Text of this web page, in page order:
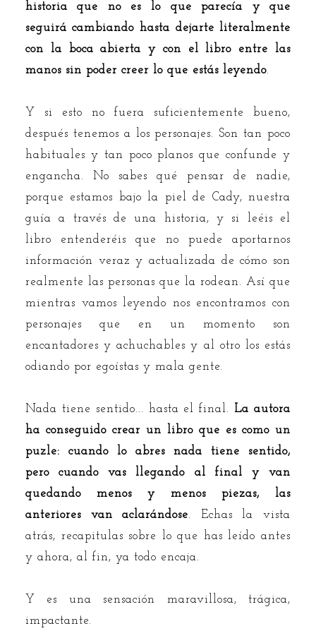
historia que no es lo que parecía y que
seguirá cambiando hasta dejarte literalmente
con la boca abierta y con el libro entre las
manos sin poder creer lo que estás leyendo.
Y si esto no fuera suficientemente bueno,
después tenemos a los personajes. Son tan poco
habituales y tan poco planos que confunde y
engancha. No sabes qué pensar de nadie,
porque estamos bajo la piel de Cady, nuestra
guía a través de una historia, y si leéis el
libro entenderéis que no puede aportarnos
información veraz y actualizada de cómo son
realmente las personas que la rodean. Así que
mientras vamos leyendo nos encontramos con
personajes que en un momento son
encantadores y achuchables y al otro los estás
odiando por egoístas y mala gente.
Nada tiene sentido... hasta el final. La autora
ha conseguido crear un libro que es como un
puzle: cuando lo abres nada tiene sentido,
pero cuando vas llegando al final y van
quedando menos y menos piezas, las
anteriores van aclarándose. Echas la vista
atrás, recapitulas sobre lo que has leído antes
y ahora, al fin, ya todo encaja.
Y es una sensación maravillosa, trágica,
impactante.